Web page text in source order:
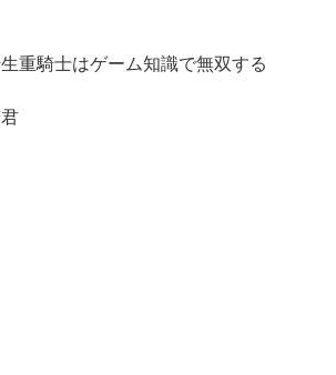
重騎士はゲーム知識で無双する